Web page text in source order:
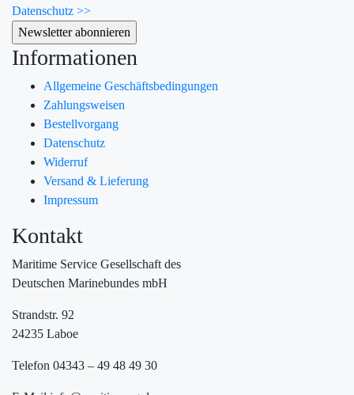
Datenschutz >>
Informationen
Allgemeine Geschäftsbedingungen
Zahlungsweisen
Bestellvorgang
Datenschutz
Widerruf
Versand & Lieferung
Impressum
Kontakt
Maritime Service Gesellschaft des
Deutschen Marinebundes mbH
Strandstr. 92
24235 Laboe
Telefon 04343 – 49 48 49 30